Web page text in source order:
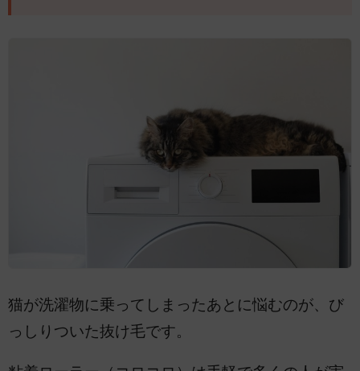
猫が洗濯物に乗ってしまったあとに悩むのが、び
っしりついた抜け毛です。